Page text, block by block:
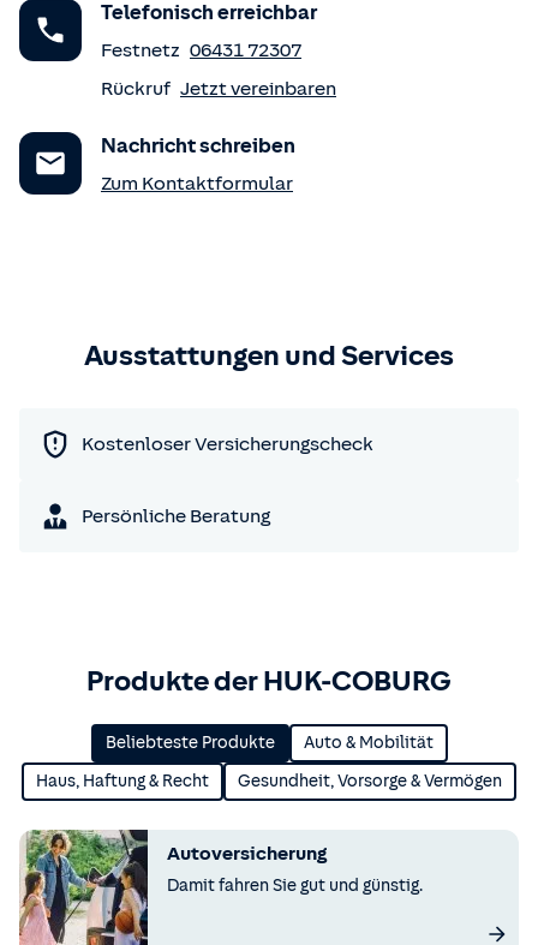
Telefonisch erreichbar
Festnetz 06431 72307
Rückruf Jetzt vereinbaren
Nachricht schreiben
Zum Kontaktformular
Ausstattungen und Services
Kostenloser Versicherungscheck
Persönliche Beratung
Produkte der HUK-COBURG
Beliebteste Produkte Auto & Mobilität
Haus, Haftung & Recht Gesundheit, Vorsorge & Vermögen
Autoversicherung
Damit fahren Sie gut und günstig.